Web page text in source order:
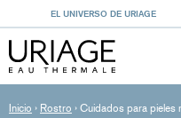
EL UNIVERSO DE URIAGE
Inicio › Rostro › Cuidados para pieles